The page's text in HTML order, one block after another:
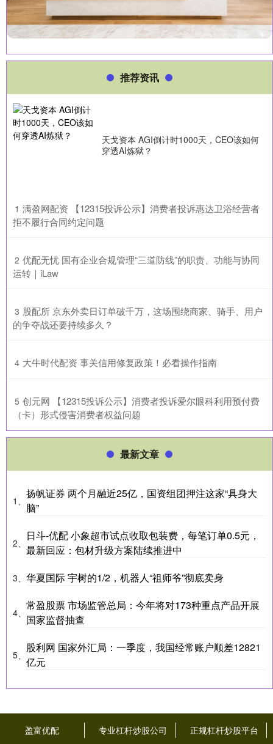
推荐资讯
天戈资本 AGI倒计时1000天，CEO该如何
穿透AI炼狱？
1 ​满盈网配资 【12315投诉公示】消费者投诉惠达卫浴经营者
拒不履行合同约定问题
2 ​优配无忧 国有企业合规管理“三道防线”的职责、功能与协同
运转｜iLaw
3 ​股配所 京东外卖日订单破千万，这场围绕商家、骑手、用户
的争夺战还要持续多久？
4 ​大牛时代配资 事关信用修复政策！必看操作指南
5 ​创元网 【12315投诉公示】消费者投诉爱尔眼科利用预付费
（卡）形式侵害消费者权益问题
最新文章
1、
扬帆证券 两个月融近25亿，国资组团押注这家“具身大
脑”
2、
日斗-优配 小象超市试点收取包装费，每笔订单0.5元，
最新回应：包材升级方案陆续推进中
3、 华夏国际 宇树的1/2，机器人“祖师爷”彻底卖身
4、
常盈股票 市场监管总局：今年将对173种重点产品开展
国家监督抽查
5、
股利网 国家外汇局：一季度，我国经常账户顺差12821
亿元
盈富优配 专业杠杆炒股公司 正规杠杆炒股平台